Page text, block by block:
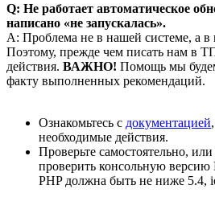
Q: Не работает автоматическое
написано «не запускалась».
A: Проблема не в нашей системе, а в
Поэтому, прежде чем писать нам в
действия. ВАЖНО! Помощь мы
факту выполненных рекомендаций.
Ознакомьтесь с документацией
необходимые действия.
Проверьте самостоятельно,
проверить консольную версию
PHP должна быть не ниже 5.4,